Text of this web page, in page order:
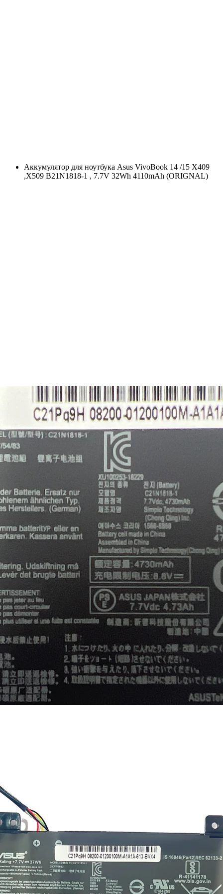
Аккумулятор для ноутбука Asus VivoBook 14 /15 X409
,X509 B21N1818-1 , 7.7V 32Wh 4110mAh (ORIGNAL)